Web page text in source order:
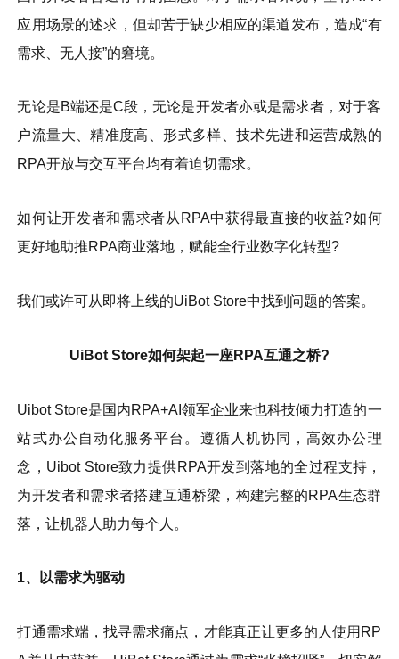
应用场景的述求，但却苦于缺少相应的渠道发布，造成“有
需求、无人接”的窘境。
无论是B端还是C段，无论是开发者亦或是需求者，对于客
户流量大、精准度高、形式多样、技术先进和运营成熟的
RPA开放与交互平台均有着迫切需求。
如何让开发者和需求者从RPA中获得最直接的收益?如何
更好地助推RPA商业落地，赋能全行业数字化转型?
我们或许可从即将上线的UiBot Store中找到问题的答案。
UiBot Store如何架起一座RPA互通之桥?
Uibot Store是国内RPA+AI领军企业来也科技倾力打造的一
站式办公自动化服务平台。遵循人机协同，高效办公理
念，Uibot Store致力提供RPA开发到落地的全过程支持，
为开发者和需求者搭建互通桥梁，构建完整的RPA生态群
落，让机器人助力每个人。
1、以需求为驱动
打通需求端，找寻需求痛点，才能真正让更多的人使用RP